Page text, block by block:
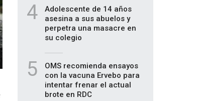
4
Adolescente de 14 años
asesina a sus abuelos y
perpetra una masacre en
su colegio
5
OMS recomienda ensayos
con la vacuna Ervebo para
intentar frenar el actual
brote en RDC